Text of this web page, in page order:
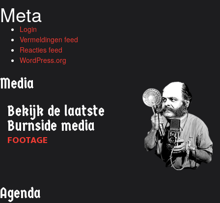
Meta
Login
Vermeldingen feed
Reacties feed
WordPress.org
Media
Bekijk de laatste
Burnside media
FOOTAGE
Agenda